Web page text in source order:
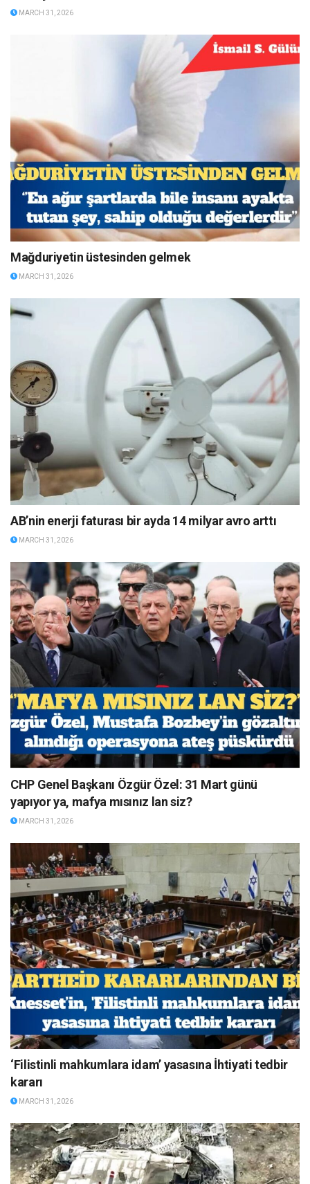
MARCH 31, 2026
Mağduriyetin üstesinden gelmek
MARCH 31, 2026
AB’nin enerji faturası bir ayda 14 milyar avro arttı
MARCH 31, 2026
CHP Genel Başkanı Özgür Özel: 31 Mart günü
yapıyor ya, mafya mısınız lan siz?
MARCH 31, 2026
‘Filistinli mahkumlara idam’ yasasına İhtiyati tedbir
kararı
MARCH 31, 2026